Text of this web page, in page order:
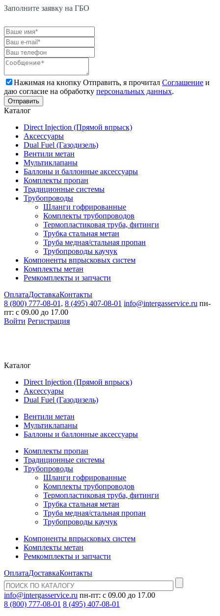
Заполните заявку на ГБО
Нажимая на кнопку Отправить, я прочитал Соглашение и
даю согласие на обработку персональных данных.
Каталог
Direct Injection (Прямой впрыск)
Аксессуары
Dual Fuel (Газодизель)
Вентили метан
Мультиклапаны
Баллоны и баллонные аксессуары
Комплекты пропан
Традиционные системы
Трубопроводы
Шланги гофрированные
Комплекты трубопроводов
Термопластиковая труба, фитинги
Трубка стальная метан
Труба медная/стальная пропан
Трубопроводы каучук
Компоненты впрысковых систем
Комплекты метан
Ремкомплекты и запчасти
ОплатаДоставкаКонтакты
8 (800) 777-08-01, 8 (495) 407-08-01 info@intergasservice.ru пн-
пт: с 09.00 до 17.00
Войти Регистрация
Каталог
Direct Injection (Прямой впрыск)
Аксессуары
Dual Fuel (Газодизель)
Вентили метан
Мультиклапаны
Баллоны и баллонные аксессуары
Комплекты пропан
Традиционные системы
Трубопроводы
Шланги гофрированные
Комплекты трубопроводов
Термопластиковая труба, фитинги
Трубка стальная метан
Труба медная/стальная пропан
Трубопроводы каучук
Компоненты впрысковых систем
Комплекты метан
Ремкомплекты и запчасти
ОплатаДоставкаКонтакты
info@intergasservice.ru пн-пт: с 09.00 до 17.00
8 (800) 777-08-01 8 (495) 407-08-01